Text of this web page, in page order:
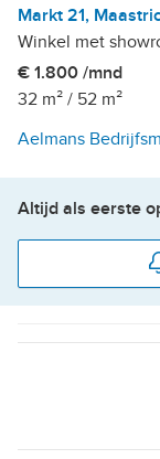
Markt 21,
Winkel met
€ 1.800 /mnd
32 m² / 52 m²
Aelmans
Altijd als eerste